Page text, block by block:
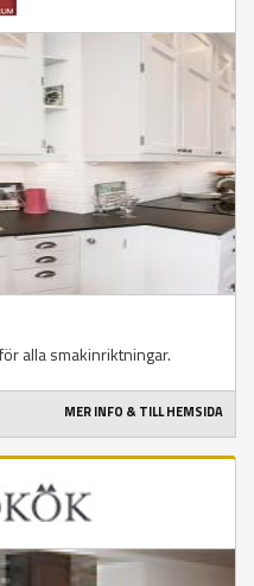
alla smakinriktningar.
MER INFO & TILL HEMSIDA